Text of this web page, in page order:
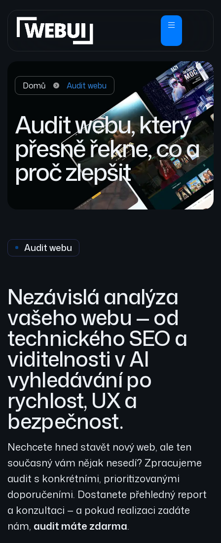
Domů Audit webu
Audit webu, který
přesně řekne, co a
proč zlepšit
Audit webu
Nezávislá analýza
vašeho webu — od
technického SEO a
viditelnosti v AI
vyhledávání po
rychlost, UX a
bezpečnost.
Nechcete hned stavět nový web, ale ten
současný vám nějak nesedí? Zpracujeme
audit s konkrétními, prioritizovanými
doporučeními. Dostanete přehledný report
a konzultaci — a pokud realizaci zadáte
nám, audit máte zdarma.